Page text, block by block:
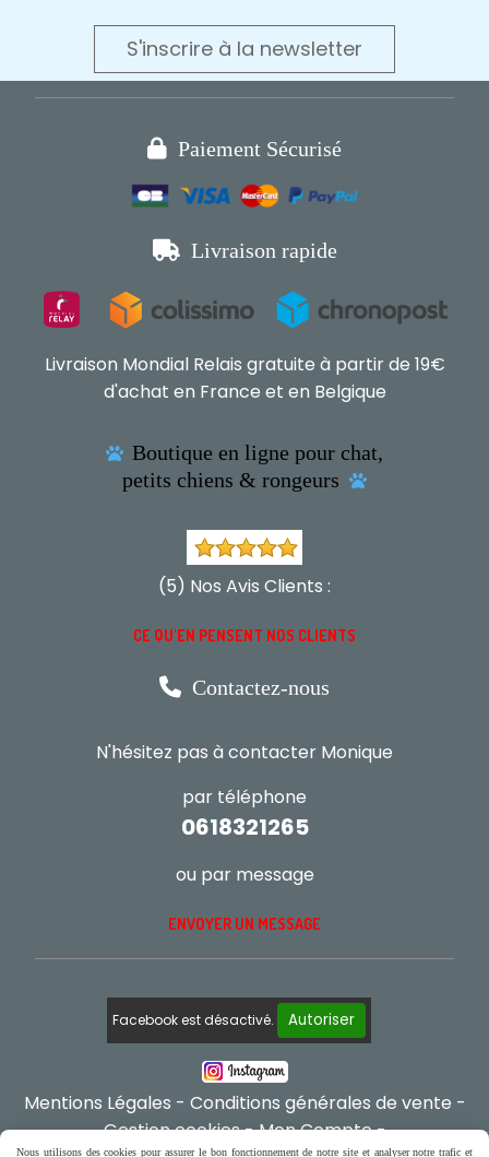
S'inscrire à la newsletter
 Paiement Sécurisé
 Livraison rapide
Livraison Mondial Relais gratuite à partir de 19€
d'achat en France et en Belgique
 Boutique en ligne pour chat,
petits chiens & rongeurs

(5) Nos Avis Clients :
CE QU'EN PENSENT NOS CLIENTS
 Contactez-nous
N'hésitez pas à contacter Monique
par téléphone
0618321265
ou par message
ENVOYER UN MESSAGE
Facebook est désactivé. Autoriser
Mentions Légales
Conditions générales de vente
Gestion cookies
Mon Compte
Nous utilisons des cookies pour assurer le bon fonctionnement de notre site et analyser notre trafic et